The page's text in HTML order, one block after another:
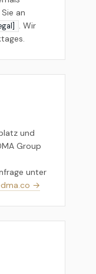
an
. Wir
und
Group
unter
→